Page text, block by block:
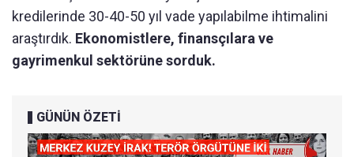
kredilerinde 30-40-50 yıl vade yapılabilme ihtimalini
araştırdık. Ekonomistlere, finansçılara ve
gayrimenkul sektörüne sorduk.
GÜNÜN ÖZETİ